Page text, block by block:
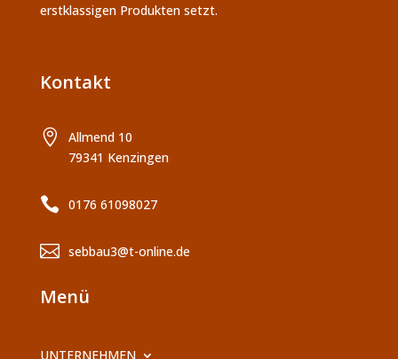
erstklassigen Produkten setzt.
Kontakt

Allmend 10
79341 Kenzingen
 0176 61098027
 sebbau3@t-online.de
Menü
UNTERNEHMEN